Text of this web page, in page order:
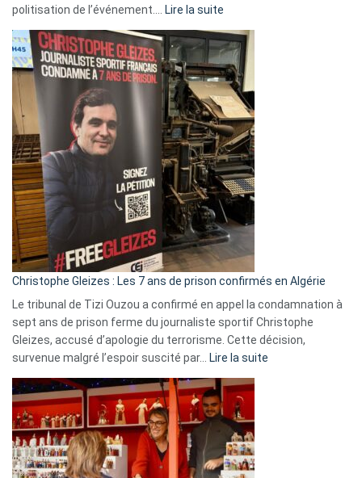
politisation de l’événement.… Lire la suite
Boycott
Eurovision
2026
:
Pays-
Bas,
Espagne,
Irlande
et
Slovénie
rejettent
la
présence
d’Israël
Christophe Gleizes : Les 7 ans de prison confirmés en Algérie
Le tribunal de Tizi Ouzou a confirmé en appel la condamnation à
sept ans de prison ferme du journaliste sportif Christophe
Gleizes, accusé d’apologie du terrorisme. Cette décision,
survenue malgré l’espoir suscité par… Lire la suite